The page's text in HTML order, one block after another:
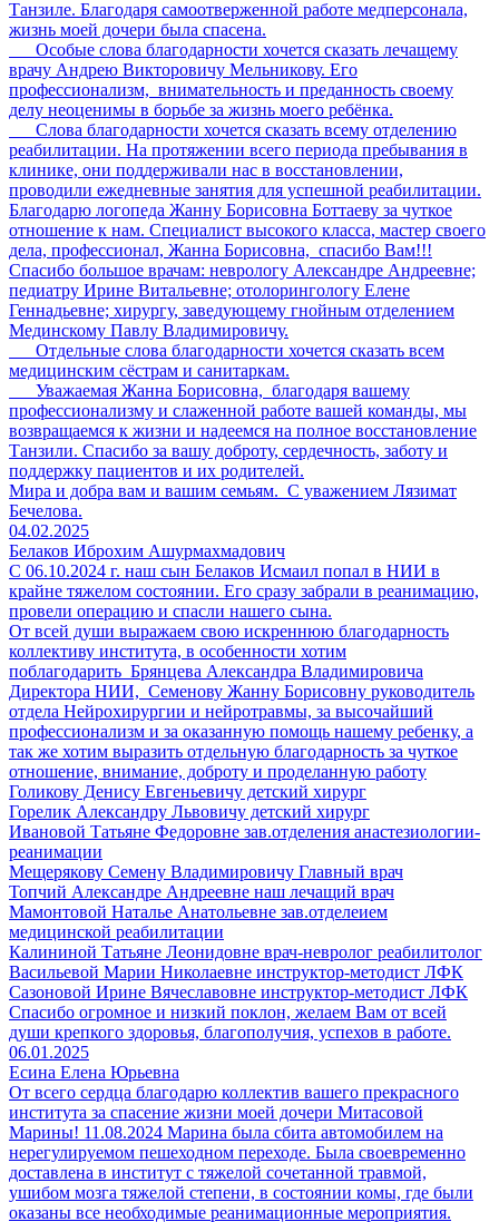
Танзиле. Благодаря самоотверженной работе медперсонала,
жизнь моей дочери была спасена.
Особые слова благодарности хочется сказать лечащему
врачу Андрею Викторовичу Мельникову. Его
профессионализм, внимательность и преданность своему
делу неоценимы в борьбе за жизнь моего ребёнка.
Слова благодарности хочется сказать всему отделению
реабилитации. На протяжении всего периода пребывания в
клинике, они поддерживали нас в восстановлении,
проводили ежедневные занятия для успешной реабилитации.
Благодарю логопеда Жанну Борисовна Боттаеву за чуткое
отношение к нам. Специалист высокого класса, мастер своего
дела, профессионал, Жанна Борисовна, спасибо Вам!!!
Спасибо большое врачам: неврологу Александре Андреевне;
педиатру Ирине Витальевне; отолорингологу Елене
Геннадьевне; хирургу, заведующему гнойным отделением
Мединскому Павлу Владимировичу.
Отдельные слова благодарности хочется сказать всем
медицинским сёстрам и санитаркам.
Уважаемая Жанна Борисовна, благодаря вашему
профессионализму и слаженной работе вашей команды, мы
возвращаемся к жизни и надеемся на полное восстановление
Танзили. Спасибо за вашу доброту, сердечность, заботу и
поддержку пациентов и их родителей.
Мира и добра вам и вашим семьям. С уважением Лязимат
Бечелова.
04.02.2025
Белаков Иброхим Ашурмахмадович
С 06.10.2024 г. наш сын Белаков Исмаил попал в НИИ в
крайне тяжелом состоянии. Его сразу забрали в реанимацию,
провели операцию и спасли нашего сына.
От всей души выражаем свою искреннюю благодарность
коллективу института, в особенности хотим
поблагодарить Брянцева Александра Владимировича
Директора НИИ, Семенову Жанну Борисовну руководитель
отдела Нейрохирургии и нейротравмы, за высочайший
профессионализм и за оказанную помощь нашему ребенку, а
так же хотим выразить отдельную благодарность за чуткое
отношение, внимание, доброту и проделанную работу
Голикову Денису Евгеньевичу детский хирург
Горелик Александру Львовичу детский хирург
Ивановой Татьяне Федоровне зав.отделения анастезиологии-
реанимации
Мещерякову Семену Владимировичу Главный врач
Топчий Александре Андреевне наш лечащий врач
Мамонтовой Наталье Анатольевне зав.отделеием
медицинской реабилитации
Калининой Татьяне Леонидовне врач-невролог реабилитолог
Васильевой Марии Николаевне инструктор-методист ЛФК
Сазоновой Ирине Вячеславовне инструктор-методист ЛФК
Спасибо огромное и низкий поклон, желаем Вам от всей
души крепкого здоровья, благополучия, успехов в работе.
06.01.2025
Есина Елена Юрьевна
От всего сердца благодарю коллектив вашего прекрасного
института за спасение жизни моей дочери Митасовой
Марины! 11.08.2024 Марина была сбита автомобилем на
нерегулируемом пешеходном переходе. Была своевременно
доставлена в институт с тяжелой сочетанной травмой,
ушибом мозга тяжелой степени, в состоянии комы, где были
оказаны все необходимые реанимационные мероприятия.